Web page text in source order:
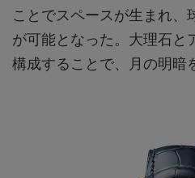
ことでスペースが生まれ、
が可能となった。大理石と
構成することで、月の明暗